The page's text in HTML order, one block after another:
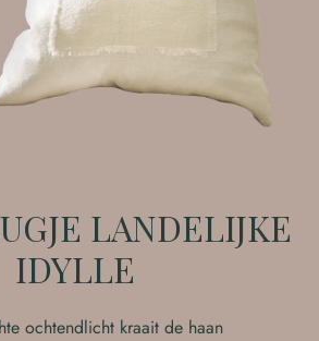
LANDELIJKE
IDYLLE
ochtendlicht kraait de haan